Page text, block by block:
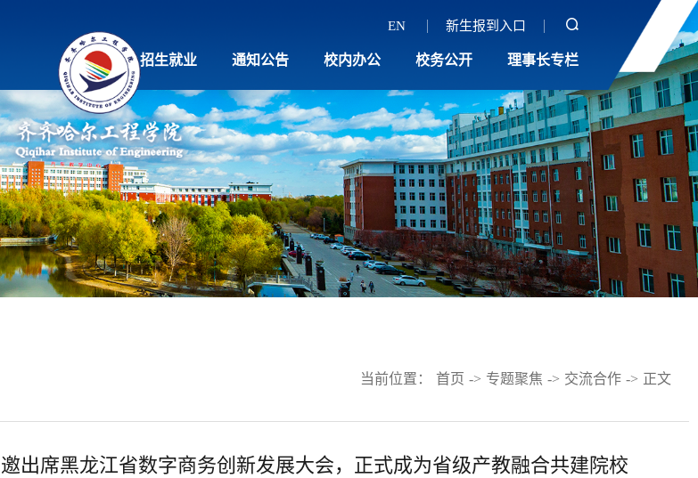
EN 新生报到入口
招生就业 通知公告 校内办公 校务公开 理事长专栏
当前位置： 首页 -> 专题聚焦 -> 交流合作 -> 正文
席黑龙江省数字商务创新发展大会，正式成为省级产教融合共建院校